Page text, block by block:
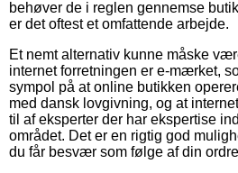
behøver de i reglen gennemse
er det oftest et omfattende arbejde.
Et nemt alternativ kunne måske
internet forretningen er e-mærket,
sympol på at online butikken
med dansk lovgivning, og at
til af eksperter der har ekspertise
området. Det er en rigtig god
du får besvær som følge af din